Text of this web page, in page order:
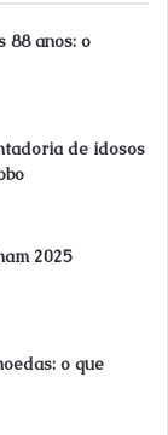
88 anos: o
de idosos
2025
o que